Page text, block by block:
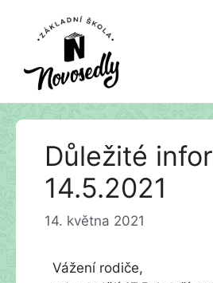
Přeskočit
Důležité
14.5.2021
14. května 2021
Vážení rodiče,